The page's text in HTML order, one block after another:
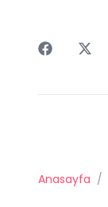
Anasayfa /